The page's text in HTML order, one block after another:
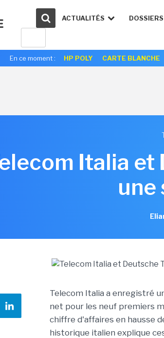
ACTUALITÉS DOSSIERS
En ce moment : HP POLY CARTE BLANCHE
Italia
une
Telecom Italia a enregistré
net pour les neuf premiers
chiffre d'affaires en hausse
historique italien explique